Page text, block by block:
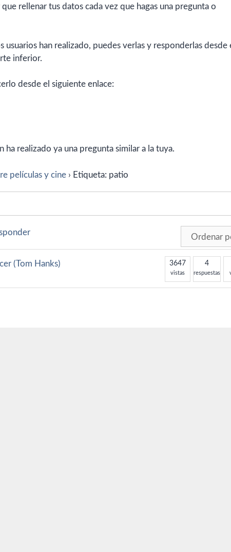
rellenar tus datos cada vez que hagas una pregunta o
usuarios han realizado, puedes verlas y responderlas desde
inferior.
desde el siguiente enlace:
ha realizado ya una pregunta similar a la tuya.
películas y cine › Etiqueta: patio
(Tom Hanks) 3647
vistas
4
respuestas